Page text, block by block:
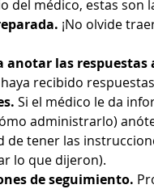
del médico, estas son
¡No olvide
anotar las respuestas
recibido
Si el médico le da
administrarlo)
de tener las
lo que dijeron).
de seguimiento.